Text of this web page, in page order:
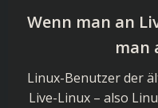
Wenn man an
man
Linux-Benutzer der
Live-Linux – also